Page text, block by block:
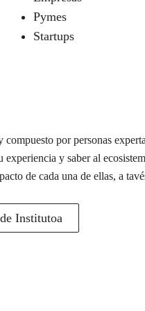
Pymes
Startups
por personas
experiencia y saber al
de cada una de ellas, a
Institutoa